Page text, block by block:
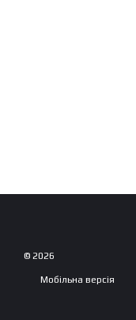
© 2026
Мобільна версія